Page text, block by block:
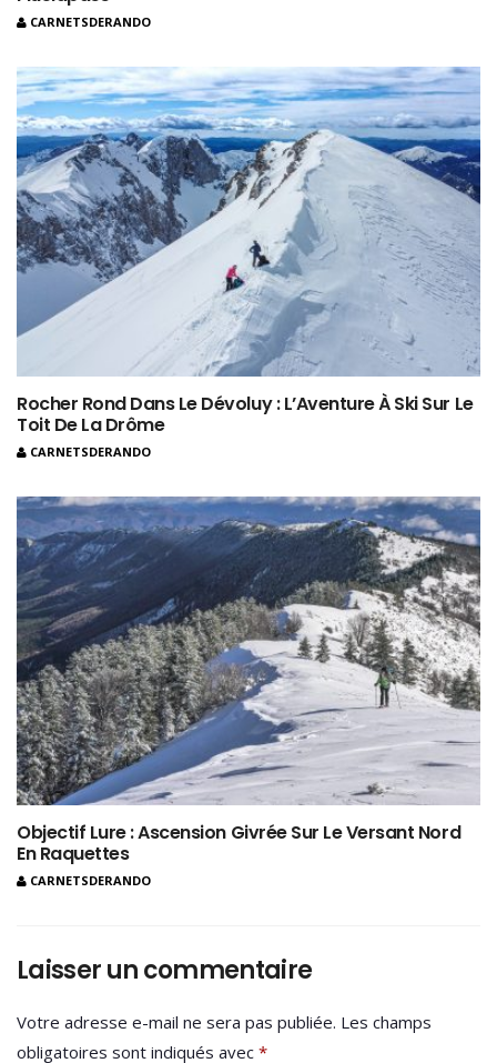
CARNETSDERANDO
Rocher Rond Dans Le Dévoluy : L’Aventure À Ski Sur Le
Toit De La Drôme
CARNETSDERANDO
Objectif Lure : Ascension Givrée Sur Le Versant Nord
En Raquettes
CARNETSDERANDO
Laisser un commentaire
Votre adresse e-mail ne sera pas publiée. Les champs
obligatoires sont indiqués avec *